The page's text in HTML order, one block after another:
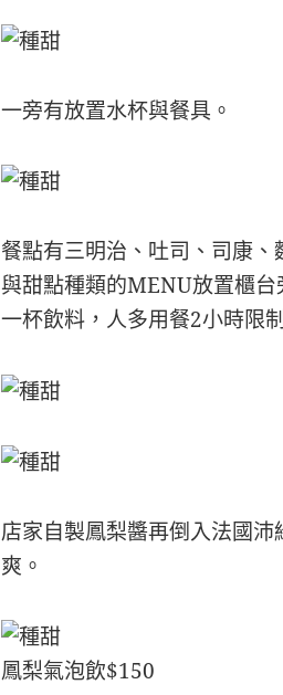
一旁有放置水杯與餐具。
餐點有三明治、吐司、司康
與甜點種類的MENU放置櫃
一杯飲料，人多用餐2小時限
店家自製鳳梨醬再倒入法國
爽。
鳳梨氣泡飲$150